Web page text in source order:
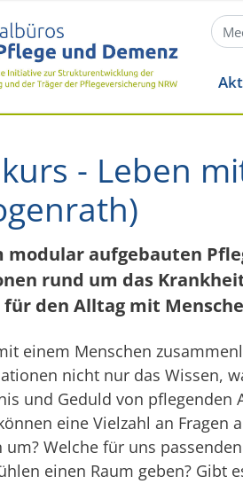
- Leben
modular aufgebauten
rund um das
den Alltag mit
einem Menschen
nicht nur das Wissen,
und Geduld von pflegenden
eine Vielzahl an
um? Welche für uns
einen Raum geben? Gibt